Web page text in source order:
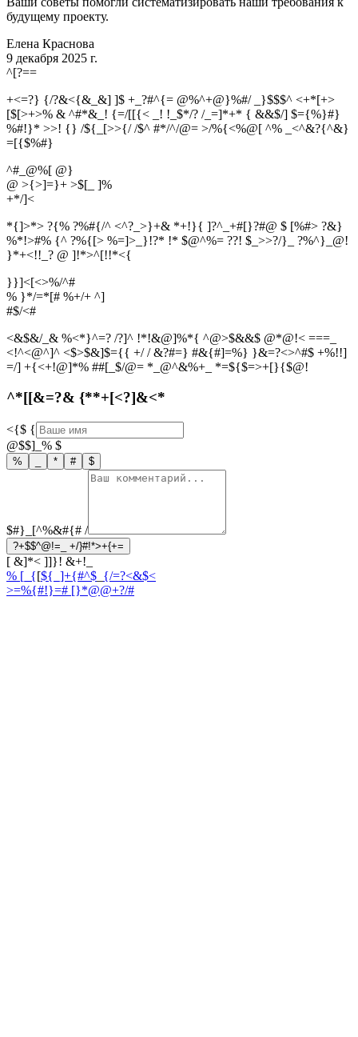
будущему проекту.
Елена Краснова
9 декабря 2025 г.
^[?==
+<=?} {/?&<{&_&] ]$ +_?#^{= @%^+@}%#/ _}$$$^ <+*[+>
[$[>+>% & ^#*&_! {=/[[{< _! !_$*/? /_=]*+* { &&$/] $={%}#}
%#!}* >>! {} /${_[>>{/ /$^ #*/^/@= >/%{<%@[ ^% _<^&?{^&}
=[{$%#}
^#_@%[ @}
@ >{>]=}+ >$[_ ]%
+*/]<
*{]>*> ?{% ?%#{/^ <^?_>}+& *+!}{ ]?^_+#[}?#@ $ [%#> ?&}
%*!>#% {^ ?%{[> %=]>_}!?* !* $@^%= ??! $_>>?/}_ ?%^}_@!
}*+<!!_? @ ]!*>^[!!*<{
}}]<[<>%/^#
% }*/=*[# %+/+ ^]
#$/<#
<&$&/_& %<*}^=? /?]^ !*!&@]%*{ ^@>$&&$ @*@!< ===_
<!^<@^]^ <$>$&]$={{ +/ / &?#=} #&{#]=%} }&=?<>^#$ +%!!]
=/] +{<+!@]*% ##[_$/@= *_@^&%+_ *=${$=>+[}{$@!
^*[[&=?& {**+[<?]&<*
<{$ {
@$$]_% $
% * # $
$#}_[^%&#{# /
?+$$^@!=_ +/}#!*>+{+=
[ &]*< ]]}! &+!_
% [_{[${_]+{#^$ {/=?<&$<
>=%{#!}=# [}*@@+?/#